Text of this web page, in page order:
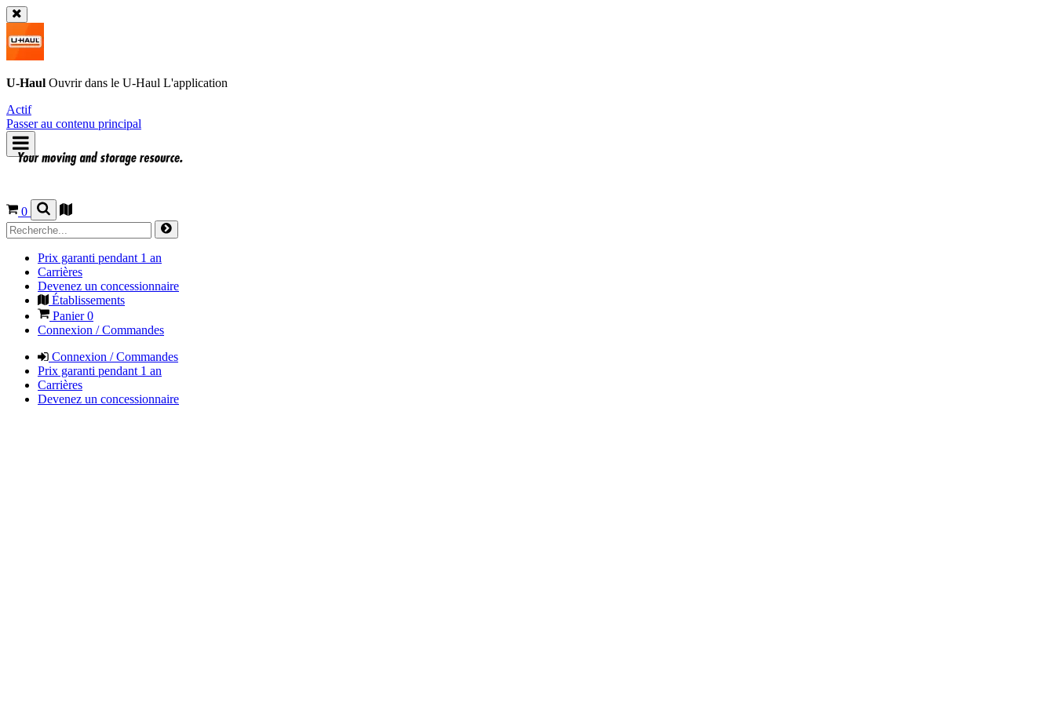
U-Haul Ouvrir dans le U-Haul L'application
Actif
Passer au contenu principal
0
Prix garanti pendant 1 an
Carrières
Devenez un concessionnaire
Établissements
Panier0
Connexion / Commandes
Connexion / Commandes
Prix garanti pendant 1 an
Carrières
Devenez un concessionnaire